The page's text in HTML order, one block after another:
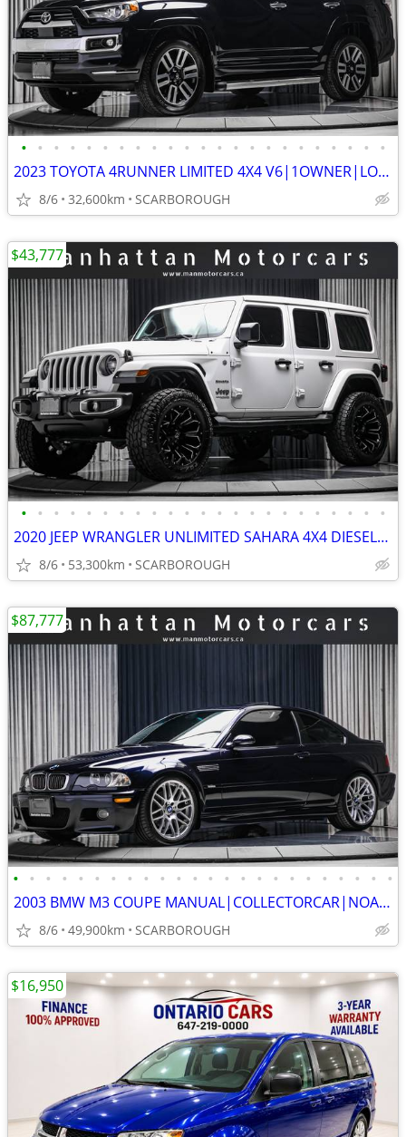
• • • • • • • • • • • • • • • • • • • • • • •
2023 TOYOTA 4RUNNER LIMITED 4X4 V6|1OWNER|LOADED|BROWNINT|SERVICERECRD
8/6 32,600km SCARBOROUGH
• • • • • • • • • • • • • • • • • • • • • • •
2020 JEEP WRANGLER UNLIMITED SAHARA 4X4 DIESEL|1OWNR|NOACCDNT|POWERTOP
8/6 53,300km SCARBOROUGH
$43,777
• • • • • • • • • • • • • • • • • • • • • • • •
2003 BMW M3 COUPE MANUAL|COLLECTORCAR|NOACCIDNT|PRISTINE|LOWKM|SUNROOF
8/6 49,900km SCARBOROUGH
$87,777
$16,950